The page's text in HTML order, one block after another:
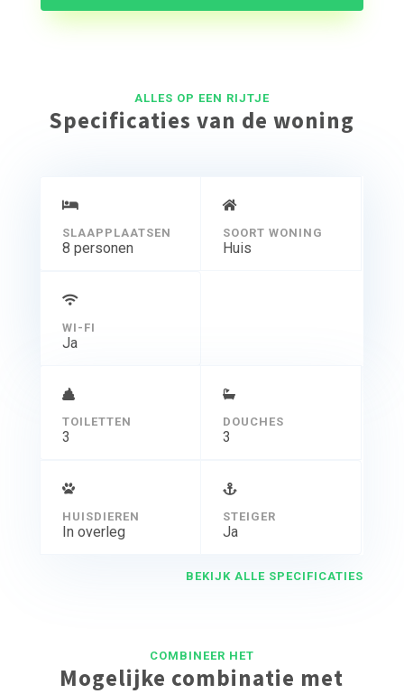
Luxe Wellness woning. In deze woningen is één
ALLES OP EEN RIJTJE
Specificaties van de woning
SLAAPPLAATSEN
8 personen
SOORT WONING
Huis
WI-FI
Ja
TOILETTEN
3
DOUCHES
3
HUISDIEREN
In overleg
STEIGER
Ja
BEKIJK ALLE SPECIFICATIES
COMBINEER HET
Mogelijke combinatie met